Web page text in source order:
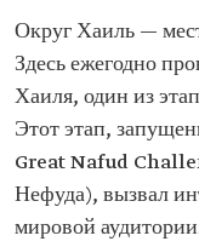
Округ Хаиль —
Здесь ежегодно
Хаиля, один из
Этот этап,
Great Nafud
Нефуда), вызвал
мировой